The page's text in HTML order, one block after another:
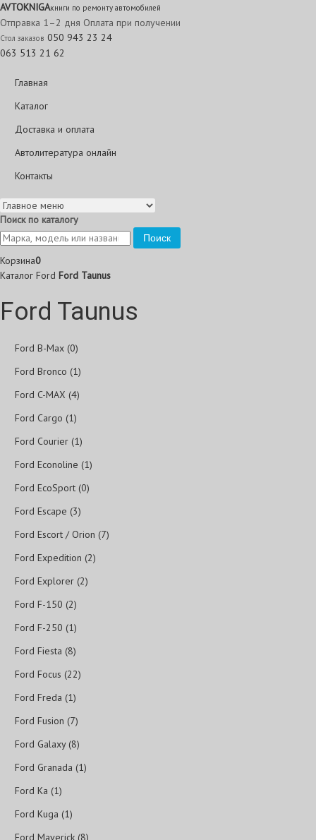
AVTOKNIGAкниги по ремонту автомобилей
Отправка 1–2 дня Оплата при получении
Стол заказов 050 943 23 24
063 513 21 62
Главная
Каталог
Доставка и оплата
Автолитература онлайн
Контакты
Поиск по каталогу
Поиск
Корзина0
Каталог Ford Ford Taunus
Ford Taunus
Ford B-Max (0)
Ford Bronco (1)
Ford C-MAX (4)
Ford Cargo (1)
Ford Courier (1)
Ford Econoline (1)
Ford EcoSport (0)
Ford Escape (3)
Ford Escort / Orion (7)
Ford Expedition (2)
Ford Explorer (2)
Ford F-150 (2)
Ford F-250 (1)
Ford Fiesta (8)
Ford Focus (22)
Ford Freda (1)
Ford Fusion (7)
Ford Galaxy (8)
Ford Granada (1)
Ford Ka (1)
Ford Kuga (1)
Ford Maverick (8)